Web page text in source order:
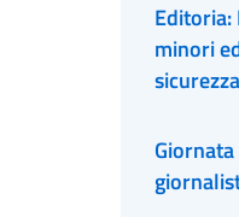
Editoria:
minori